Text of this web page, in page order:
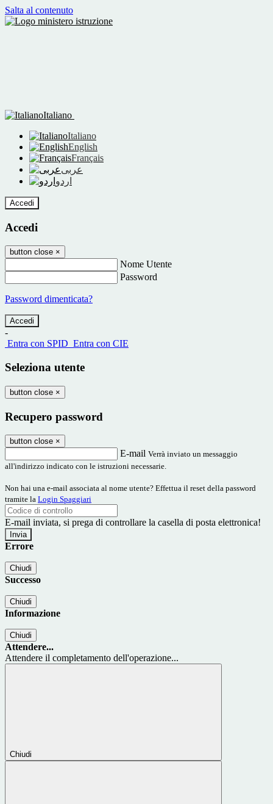
Salta al contenuto
Italiano
Italiano
English
Français
عربى
اردو
Accedi
Accedi
button close ×
Nome Utente
Password
Password dimenticata?
-
Entra con SPID Entra con CIE
Seleziona utente
button close ×
Recupero password
button close ×
E-mail Verrà inviato un messaggio
all'indirizzo indicato con le istruzioni necessarie.
Non hai una e-mail associata al nome utente? Effettua il reset della password
tramite la Login Spaggiari
E-mail inviata, si prega di controllare la casella di posta elettronica!
Errore
Chiudi
Successo
Chiudi
Informazione
Chiudi
Attendere...
Attendere il completamento dell'operazione...
Chiudi